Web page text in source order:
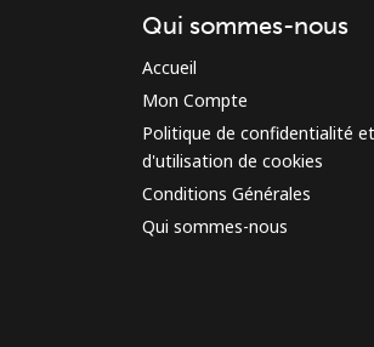
Qui sommes-nous
Accueil
Mon Compte
Politique de confidentialité et
d'utilisation de cookies
Conditions Générales
Qui sommes-nous